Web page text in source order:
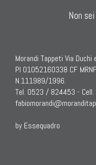
Non
Morandi Tappeti Via
PI 01052160338 CF
N.111989/1996.
Tel. 0523 / 824453 -
by Essequadro